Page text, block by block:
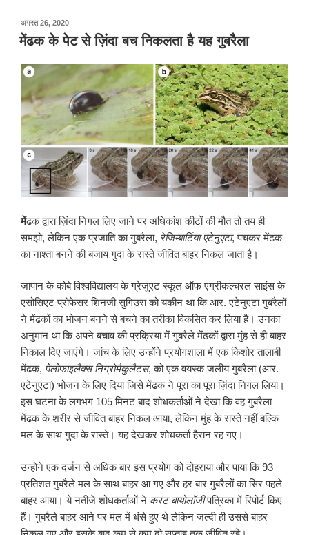
अगस्त 26, 2020पर
प्रकाशित
किया
मेंढक के पेट से ज़िंदा बच निकलता है यह गुबरैला
मेंढक द्वारा ज़िंदा निगल लिए जाने पर अधिकांश कीटों की मौत तो तय ही
समझो, लेकिन एक प्रजाति का गुबरैला, रेजिम्बार्टिया एटेनुएटा, पचकर मेंढक
का नाश्ता बनने की बजाय गुदा के रास्ते जीवित बाहर निकल जाता है।
जापान के कोबे विश्वविद्यालय के ग्रेजुएट स्कूल ऑफ एग्रीकल्चरल साइंस के
एसोसिएट प्रोफेसर शिनजी सुगिउरा को यकीन था कि आर. एटेनुएटा गुबरैलों
ने मेंढकों का भोजन बनने से बचने का तरीका विकसित कर लिया है। उनका
अनुमान था कि अपने बचाव की प्रक्रिया में गुबरैले मेंढकों द्वारा मुंह से ही बाहर
निकाल दिए जाएंगे। जांच के लिए उन्होंने प्रयोगशाला में एक किशोर तालाबी
मेंढक, पेलोफाइलैक्स निग्रोमैकुलैटस, को एक वयस्क जलीय गुबरैला (आर.
एटेनुएटा) भोजन के लिए दिया जिसे मेंढक ने पूरा का पूरा ज़िंदा निगल लिया।
इस घटना के लगभग 105 मिनट बाद शोधकर्ताओं ने देखा कि वह गुबरैला
मेंढक के शरीर से जीवित बाहर निकल आया, लेकिन मुंह के रास्ते नहीं बल्कि
मल के साथ गुदा के रास्ते। यह देखकर शोधकर्ता हैरान रह गए।
उन्होंने एक दर्जन से अधिक बार इस प्रयोग को दोहराया और पाया कि 93
प्रतिशत गुबरैले मल के साथ बाहर आ गए और हर बार गुबरैलों का सिर पहले
बाहर आया। ये नतीजे शोधकर्ताओं ने करंट बायोलॉजीपत्रिका में रिपोर्ट किए
हैं। गुबरैले बाहर आने पर मल में धंसे हुए थे लेकिन जल्दी ही उससे बाहर